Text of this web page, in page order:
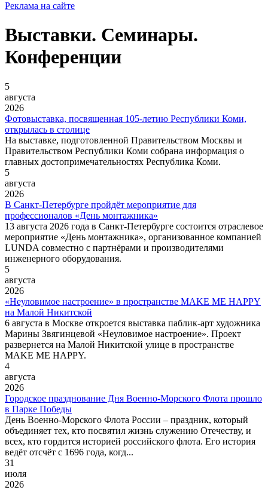
Реклама на сайте
Выставки. Семинары.
Конференции
5
августа
2026
Фотовыставка, посвященная 105-летию Республики Коми,
открылась в столице
На выставке, подготовленной Правительством Москвы и
Правительством Республики Коми собрана информация о
главных достопримечательностях Республика Коми.
5
августа
2026
В Санкт-Петербурге пройдёт мероприятие для
профессионалов «День монтажника»
13 августа 2026 года в Санкт-Петербурге состоится отраслевое
мероприятие «День монтажника», организованное компанией
LUNDA совместно с партнёрами и производителями
инженерного оборудования.
5
августа
2026
«Неуловимое настроение» в пространстве MAKE ME HAPPY
на Малой Никитской
6 августа в Москве откроется выставка паблик-арт художника
Марины Звягинцевой «Неуловимое настроение». Проект
развернется на Малой Никитской улице в пространстве
MAKE ME HAPPY.
4
августа
2026
Городское празднование Дня Военно-Морского Флота прошло
в Парке Победы
День Военно-Морского Флота России ‒ праздник, который
объединяет тех, кто посвятил жизнь служению Отечеству, и
всех, кто гордится историей российского флота. Его история
ведёт отсчёт с 1696 года, когд...
31
июля
2026